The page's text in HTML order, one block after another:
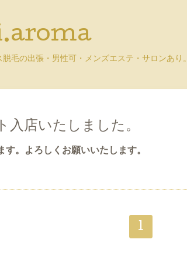
毛の出張・男性可・メンズエステ・サロンあり。
入店いたしました。
。
よろしくお願いいたします。
1